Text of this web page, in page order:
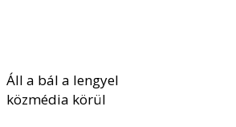
Áll a bál a lengyel
közmédia körül